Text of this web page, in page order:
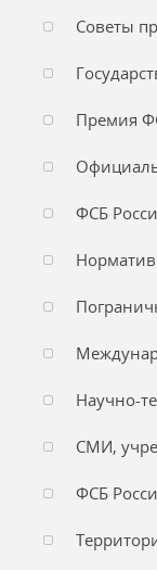
Советы
Премия
ФСБ
Научно-
СМИ,
ФСБ